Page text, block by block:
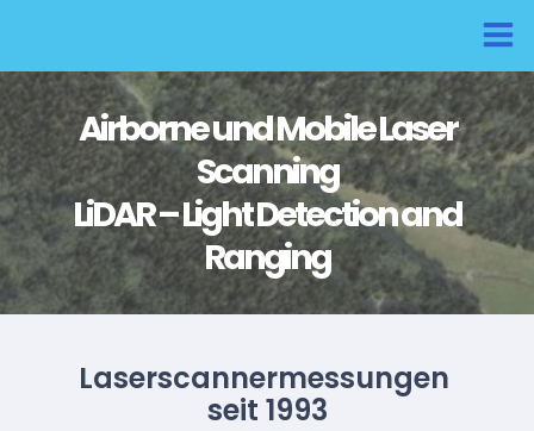
Airborne und Mobile Laser
Scanning
LiDAR – Light Detection and
Ranging
Laserscannermessungen
seit 1993